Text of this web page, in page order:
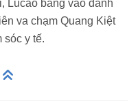
Lucao băng vào đánh
va chạm Quang Kiệt
sóc y tế.